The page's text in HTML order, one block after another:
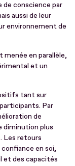
de conscience par
aussi de leur
environnement de
en parallèle,
et un
tant sur
Par
de
diminution plus
Les retours
en soi,
et des capacités